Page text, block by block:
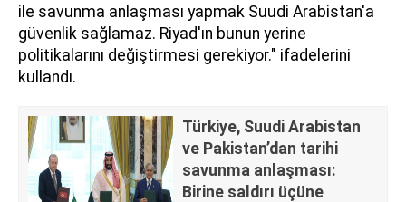
ile savunma anlaşması yapmak Suudi Arabistan'a
güvenlik sağlamaz. Riyad'ın bunun yerine
politikalarını değiştirmesi gerekiyor." ifadelerini
kullandı.
Türkiye, Suudi Arabistan
ve Pakistan’dan tarihi
savunma anlaşması:
Birine saldırı üçüne